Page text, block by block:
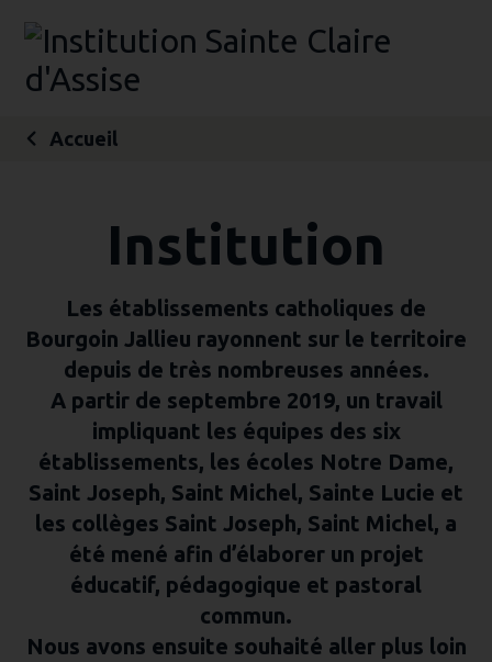
navigation
Accueil
Institution
Les établissements catholiques de
Bourgoin Jallieu rayonnent sur le territoire
depuis de très nombreuses années.
A partir de septembre 2019, un travail
impliquant les équipes des six
établissements, les écoles Notre Dame,
Saint Joseph, Saint Michel, Sainte Lucie et
les collèges Saint Joseph, Saint Michel, a
été mené afin d’élaborer un projet
éducatif, pédagogique et pastoral
commun.
Nous avons ensuite souhaité aller plus loin